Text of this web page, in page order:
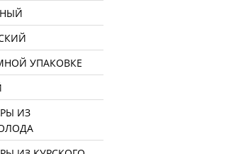
УПАКОВКЕ
ИЗ